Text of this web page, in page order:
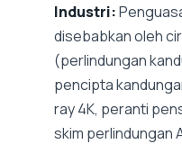
Industri:
disebabkan oleh
(perlindungan
pencipta
ray 4K, peranti
skim perlindungan